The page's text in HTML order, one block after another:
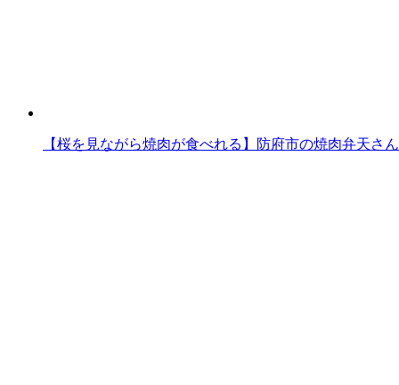
【桜を見ながら焼肉が食べれる】防府市の焼肉弁天さ